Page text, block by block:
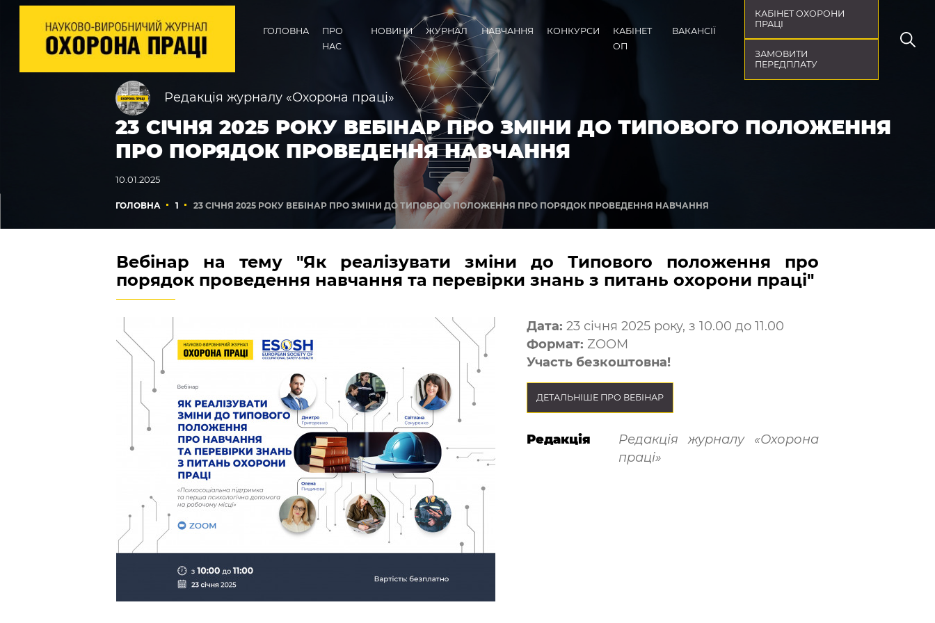
ГОЛОВНА
ПРО
НАС
НОВИНИ ЖУРНАЛ НАВЧАННЯ КОНКУРСИ
КАБІНЕТ
ОП
ВАКАНСІЇ
КАБІНЕТ ОХОРОНИ
ПРАЦІ
ЗАМОВИТИ
ПЕРЕДПЛАТУ
Редакція журналу «Охорона праці»
23 СІЧНЯ 2025 РОКУ ВЕБІНАР ПРО ЗМІНИ ДО ТИПОВОГО ПОЛОЖЕННЯ
ПРО ПОРЯДОК ПРОВЕДЕННЯ НАВЧАННЯ
10.01.2025
ГОЛОВНА 1 23 СІЧНЯ 2025 РОКУ ВЕБІНАР ПРО ЗМІНИ ДО ТИПОВОГО ПОЛОЖЕННЯ ПРО ПОРЯДОК ПРОВЕДЕННЯ НАВЧАННЯ
Вебінар на тему "Як реалізувати зміни до Типового положення про
порядок проведення навчання та перевірки знань з питань охорони праці"
Дата: 23 січня 2025 року, з 10.00 до 11.00
Формат: ZOOM
Участь безкоштовна!
ДЕТАЛЬНІШЕ ПРО ВЕБІНАР
Редакція
Редакція журналу «Охорона
праці»